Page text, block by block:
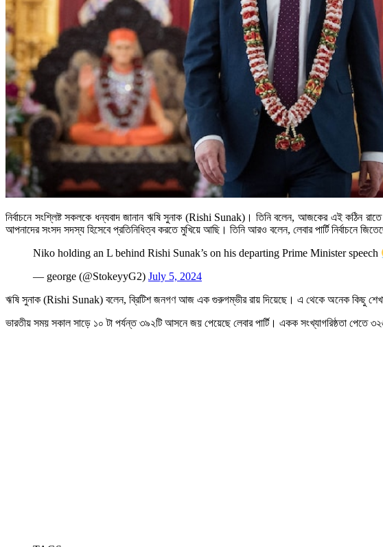
নির্বাচনে সংশ্লিষ্ট সকলকে ধন্যবাদ জানান ঋষি সুনাক (Rishi Sunak)। তিনি বলেন, আজকের এই কঠিন
আপনাদের সংসদ সদস্য হিসেবে প্রতিনিধিত্ব করতে মুখিয়ে আছি। তিনি আরও বলেন, লেবার পার্টি নির্বাচনে
Niko holding an L behind Rishi Sunak’s on his departing Prime Minister speech
— george (@StokeyyG2) July 5, 2024
ঋষি সুনাক (Rishi Sunak) বলেন, ব্রিটিশ জনগণ আজ এক গুরুগম্ভীর রায় দিয়েছে। এ থেকে অনেক কিছু
ভারতীয় সময় সকাল সাড়ে ১০ টা পর্যন্ত ৩৯২টি আসনে জয় পেয়েছে লেবার পার্টি। একক সংখ্যাগরিষ্ঠতা